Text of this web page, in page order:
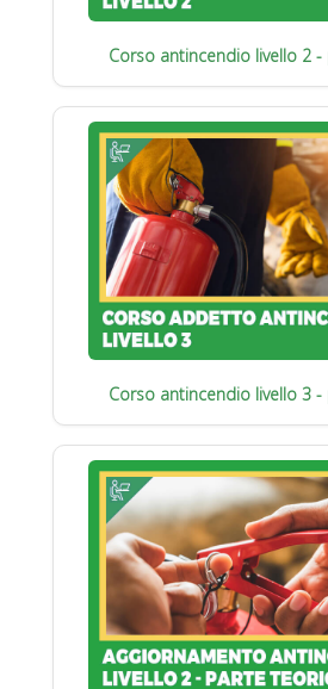
Corso antincendio livello 2
Corso antincendio livello 3